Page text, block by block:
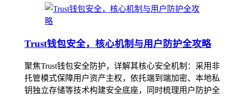
Trust钱包安全，核心机制与用户防护全攻略
聚焦Trust钱包安全防护，详解其核心安全机制：采用非
托管模式保障用户资产主权，依托端到端加密、本地私
钥独立存储等技术构建安全底座，同时梳理用户防护全